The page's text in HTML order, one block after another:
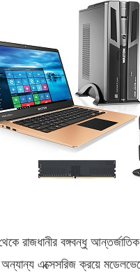
রাজধানীর বঙ্গবন্ধু
এক্সেসরিজ ক্রয়ে